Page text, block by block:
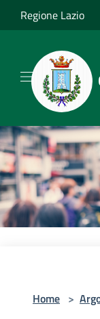
Salta al contenuto
Regione Lazio
Home >